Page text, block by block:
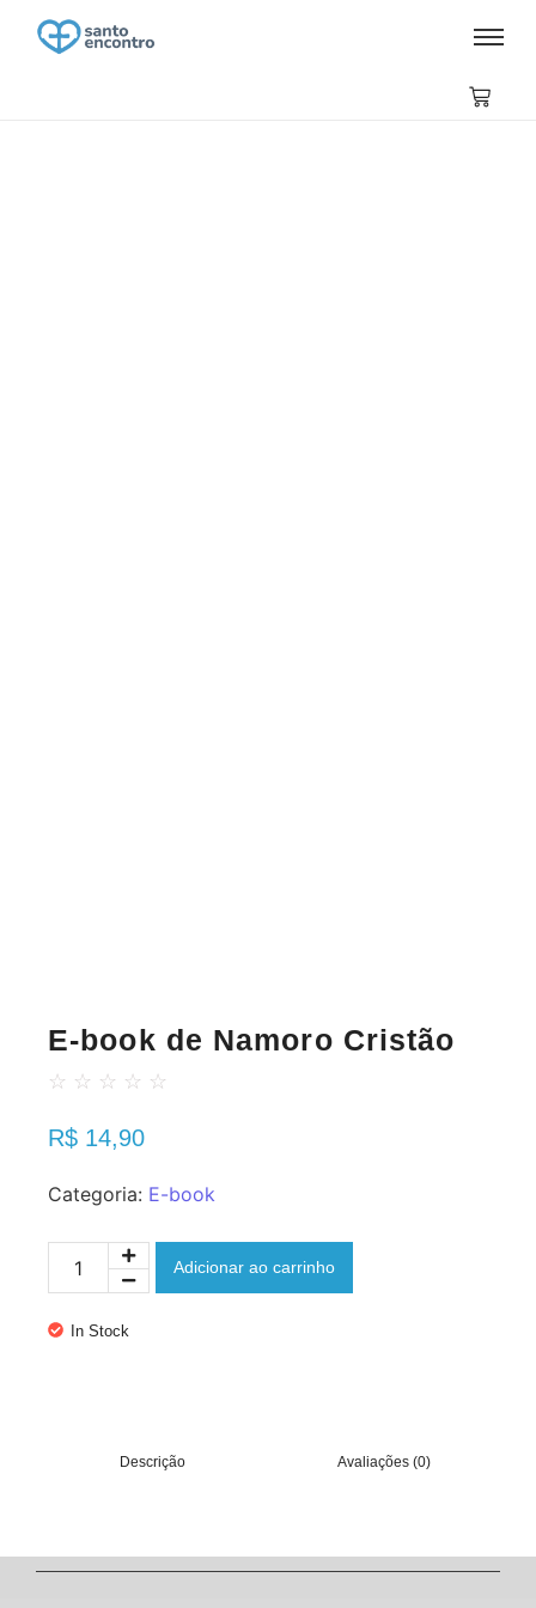
E-book de Namoro Cristão
☆ ☆ ☆ ☆ ☆
R$ 14,90
Categoria: E-book
Adicionar ao carrinho
In Stock
Descrição Avaliações (0)